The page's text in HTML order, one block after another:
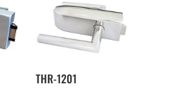
THR-1201